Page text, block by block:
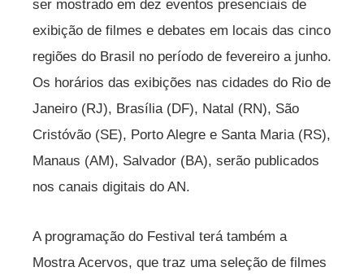
ser mostrado em dez eventos presenciais de
exibição de filmes e debates em locais das cinco
regiões do Brasil no período de fevereiro a junho.
Os horários das exibições nas cidades do Rio de
Janeiro (RJ), Brasília (DF), Natal (RN), São
Cristóvão (SE), Porto Alegre e Santa Maria (RS),
Manaus (AM), Salvador (BA), serão publicados
nos canais digitais do AN.
A programação do Festival terá também a
Mostra Acervos, que traz uma seleção de filmes